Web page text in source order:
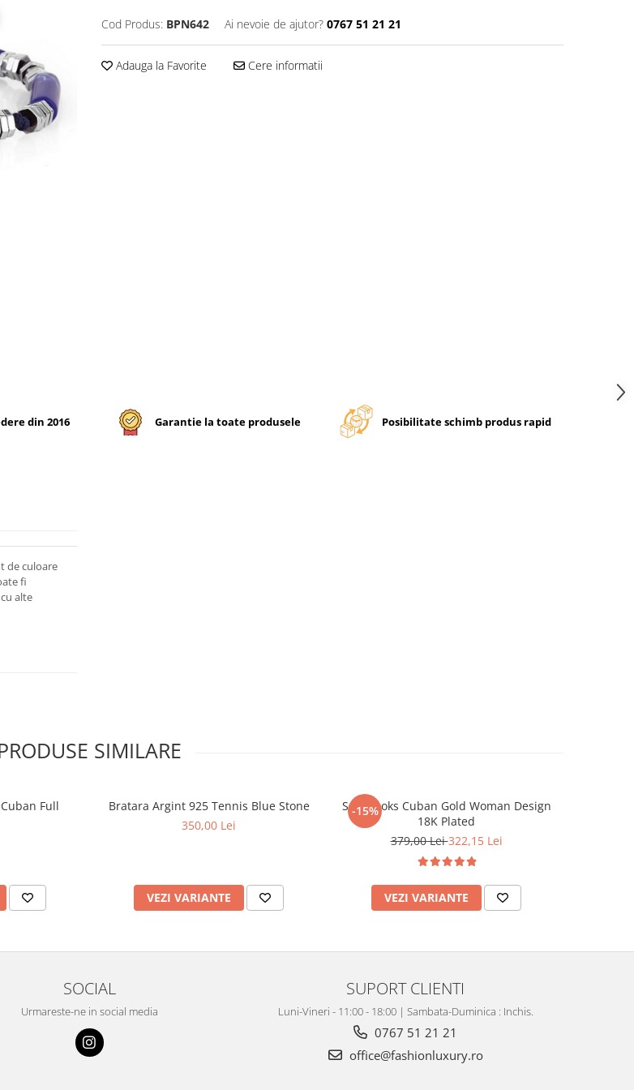
Cod Produs: BPN642 Ai nevoie de ajutor? 0767 51 21 21
Adauga la Favorite Cere informatii
din 2016 Garantie la toate produsele Posibilitate schimb produs rapid
de culoare
fi
alte
SIMILARE
Full
Bratara Argint 925 Tennis Blue Stone
350,00 Lei
VEZI VARIANTE
-15%
Set Brooks Cuban Gold Woman Design
18K Plated
379,00 Lei322,15 Lei
VEZI VARIANTE
SOCIAL
Urmareste-ne in social media
SUPORT CLIENTI
Luni-Vineri - 11:00 - 18:00 | Sambata-Duminica : Inchis.
0767 51 21 21
office@fashionluxury.ro